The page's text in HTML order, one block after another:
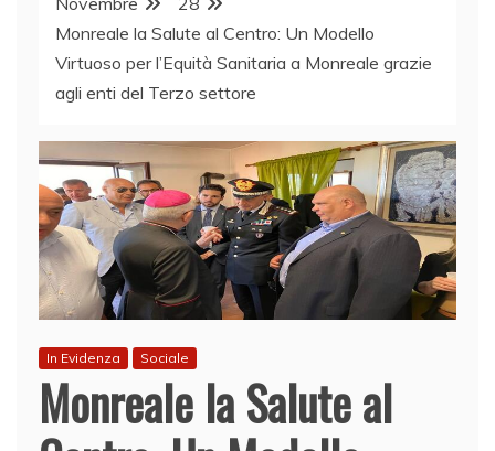
Monreale la Salute al Centro: Un Modello
Virtuoso per l’Equità Sanitaria a Monreale grazie
agli enti del Terzo settore
In Evidenza Sociale
Monreale la Salute al